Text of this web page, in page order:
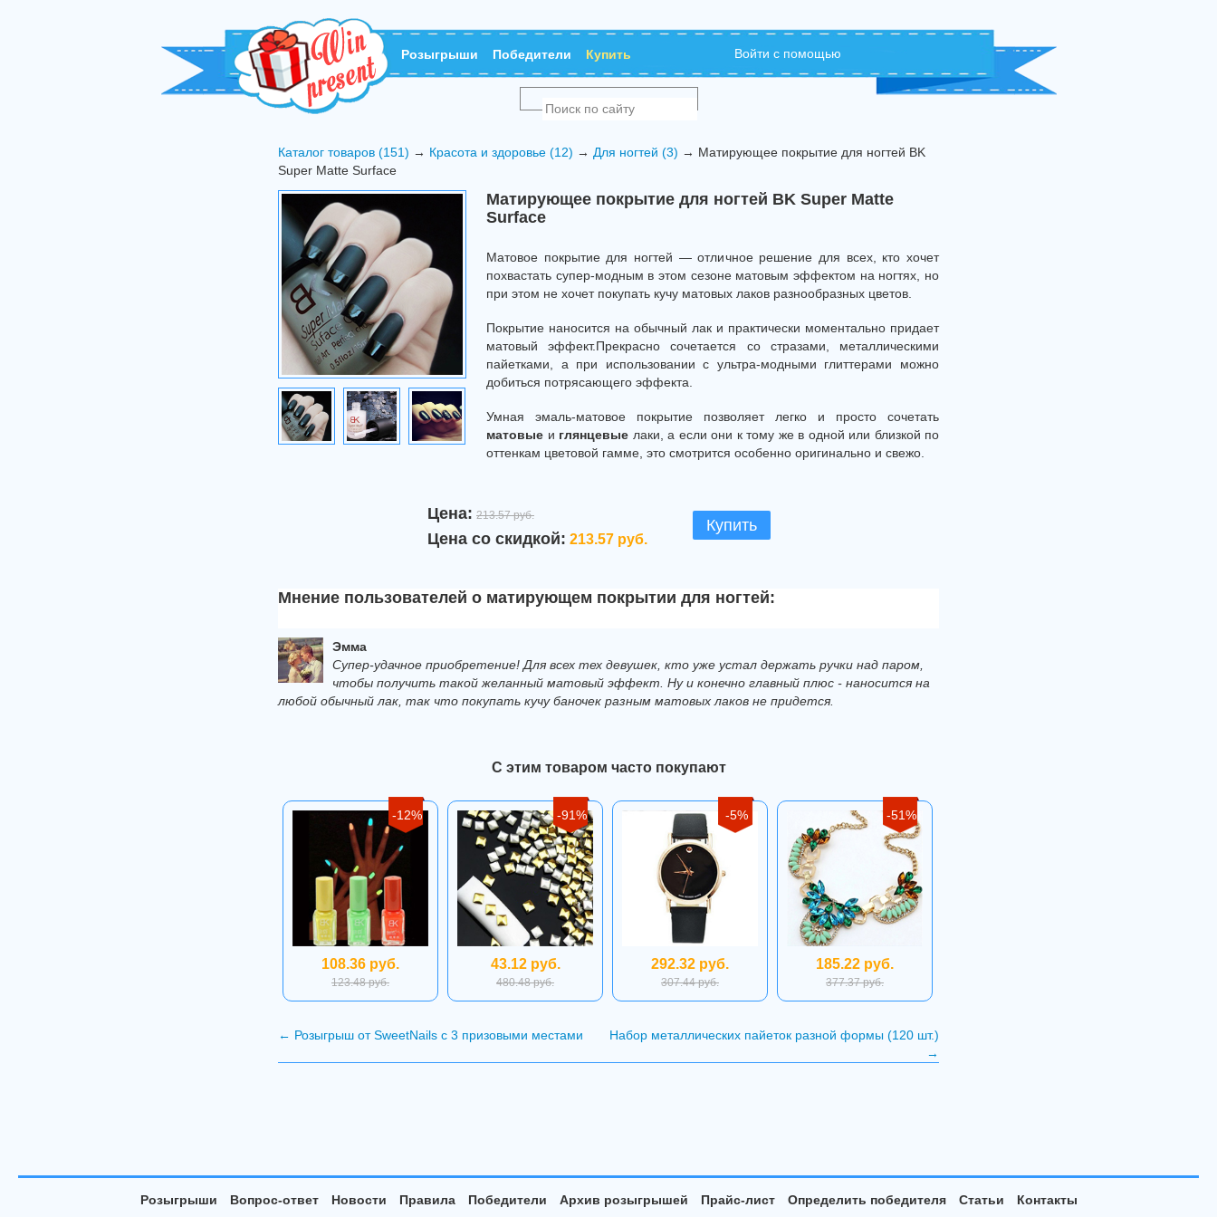
Розыгрыши Победители Купить Войти с помощью
Каталог товаров (151) → Красота и здоровье (12) → Для ногтей (3) → Матирующее покрытие для ногтей BK
Super Matte Surface
Матирующее покрытие для ногтей BK Super Matte
Surface
Матовое покрытие для ногтей — отличное решение для всех, кто хочет
похвастать супер-модным в этом сезоне матовым эффектом на ногтях, но
при этом не хочет покупать кучу матовых лаков разнообразных цветов.
Покрытие наносится на обычный лак и практически моментально придает
матовый эффект.Прекрасно сочетается со стразами, металлическими
пайетками, а при использовании с ультра-модными глиттерами можно
добиться потрясающего эффекта.
Умная эмаль-матовое покрытие позволяет легко и просто сочетать
матовые и глянцевые лаки, а если они к тому же в одной или близкой по
оттенкам цветовой гамме, это смотрится особенно оригинально и свежо.
Цена: 213.57 руб.
Цена со скидкой: 213.57 руб.
Купить
Мнение пользователей о матирующем покрытии для ногтей:
Эмма
Супер-удачное приобретение! Для всех тех девушек, кто уже устал держать ручки над паром,
чтобы получить такой желанный матовый эффект. Ну и конечно главный плюс - наносится на
любой обычный лак, так что покупать кучу баночек разным матовых лаков не придется.
С этим товаром часто покупают
-12%
108.36 руб.
123.48 руб.
-91%
43.12 руб.
480.48 руб.
-5%
292.32 руб.
307.44 руб.
-51%
185.22 руб.
377.37 руб.
← Розыгрыш от SweetNails с 3 призовыми местами
Набор металлических пайеток разной формы (120 шт.)
→
Розыгрыши Вопрос-ответ Новости Правила Победители Архив розыгрышей Прайс-лист Определить победителя Статьи Контакты